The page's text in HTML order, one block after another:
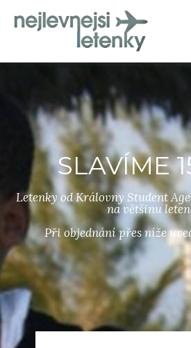
SLAVÍME
Letenky od Královny Student
na většinu
Při objednání přes níže